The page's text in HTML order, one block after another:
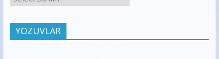
YOZUVLAR